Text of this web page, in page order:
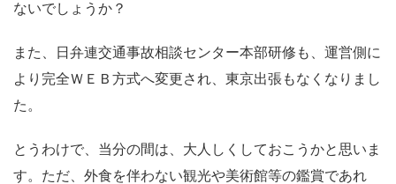
ないでしょうか？
また、日弁連交通事故相談センター本部研修も、運営側に
より完全ＷＥＢ方式へ変更され、東京出張もなくなりまし
た。
とうわけで、当分の間は、大人しくしておこうかと思いま
す。ただ、外食を伴わない観光や美術館等の鑑賞であれ